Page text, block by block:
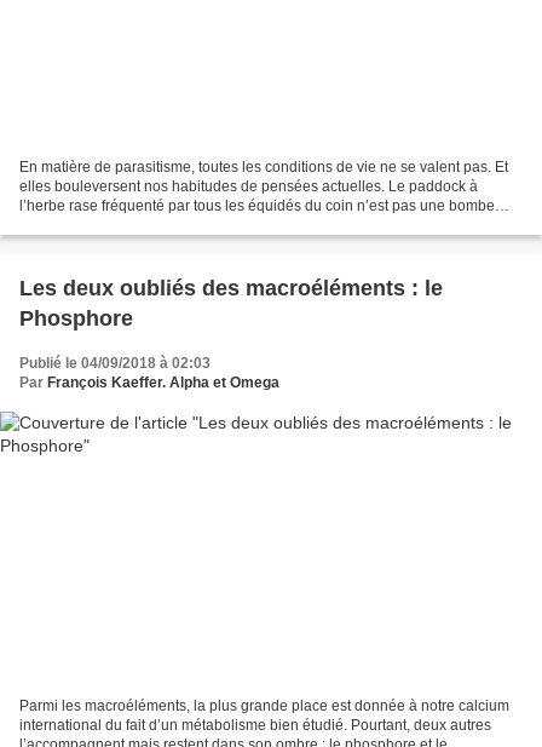
En matière de parasitisme, toutes les conditions de vie ne se valent pas. Et
elles bouleversent nos habitudes de pensées actuelles. Le paddock à
l’herbe rase fréquenté par tous les équidés du coin n’est pas une bombe
Les deux oubliés des macroéléments : le
Phosphore
Publié le 04/09/2018 à 02:03
Par François Kaeffer. Alpha et Omega
Parmi les macroéléments, la plus grande place est donnée à notre calcium
international du fait d’un métabolisme bien étudié. Pourtant, deux autres